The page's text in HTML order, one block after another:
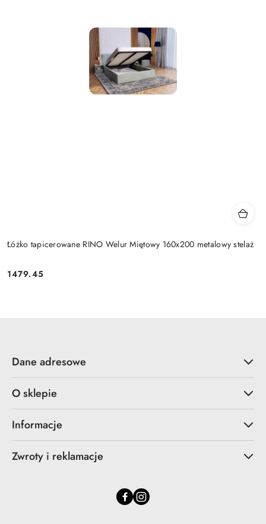
Łóżko tapicerowane RINO Welur Miętowy 160x200 metalowy stelaż
Cena:
1479.45
Dane adresowe
O sklepie
Informacje
Zwroty i reklamacje